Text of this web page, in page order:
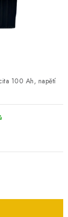
100 Ah, napětí